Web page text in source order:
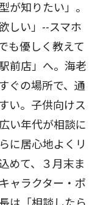
が知りたい」。
しい」--スマホ
も優しく教えて
前店」へ。海老
ぐの場所で、通
い。子供向けス
い年代が相談に
に居心地よくリ
めて、３月末ま
ャラクター・ポ